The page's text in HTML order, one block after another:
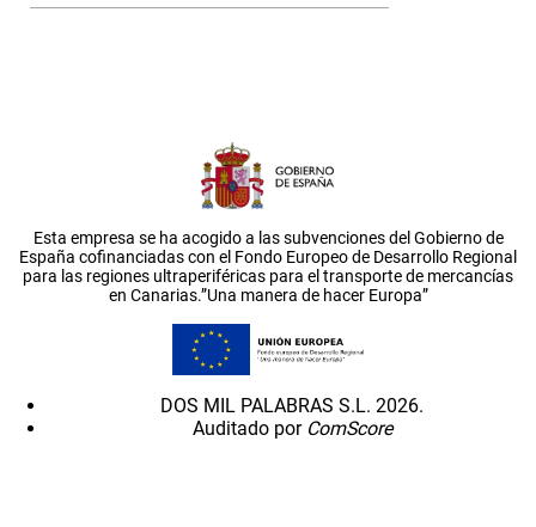
Esta empresa se ha acogido a las subvenciones del Gobierno de
España cofinanciadas con el Fondo Europeo de Desarrollo Regional
para las regiones ultraperiféricas para el transporte de mercancías
en Canarias.”Una manera de hacer Europa”
DOS MIL PALABRAS S.L. 2026.
Auditado por ComScore